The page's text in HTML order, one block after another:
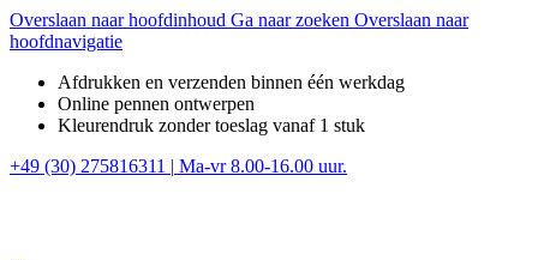
Overslaan naar hoofdinhoud Ga naar zoeken Overslaan naar
hoofdnavigatie
Afdrukken en verzenden binnen één werkdag
Online pennen ontwerpen
Kleurendruk zonder toeslag vanaf 1 stuk
+49 (30) 275816311 | Ma-vr 8.00-16.00 uur.